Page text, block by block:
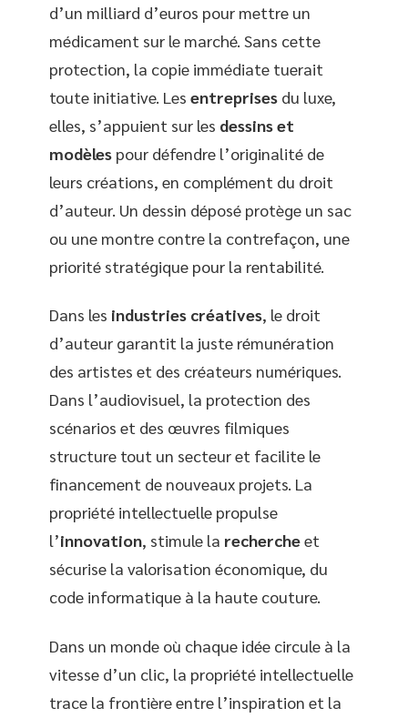
d’un milliard d’euros pour mettre un
médicament sur le marché. Sans cette
protection, la copie immédiate tuerait
toute initiative. Les entreprises du luxe,
elles, s’appuient sur les dessins et
modèles pour défendre l’originalité de
leurs créations, en complément du droit
d’auteur. Un dessin déposé protège un sac
ou une montre contre la contrefaçon, une
priorité stratégique pour la rentabilité.
Dans les industries créatives, le droit
d’auteur garantit la juste rémunération
des artistes et des créateurs numériques.
Dans l’audiovisuel, la protection des
scénarios et des œuvres filmiques
structure tout un secteur et facilite le
financement de nouveaux projets. La
propriété intellectuelle propulse
l’innovation, stimule la rechercheet
sécurise la valorisation économique, du
code informatique à la haute couture.
Dans un monde où chaque idée circule à la
vitesse d’un clic, la propriété intellectuelle
trace la frontière entre l’inspiration et la